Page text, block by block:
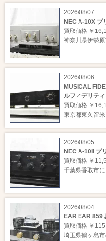
2026/08/07
NEC A-10X プ
買取価格 ￥
神奈川県伊勢
2026/08/06
MUSICAL
ルフィデリティ
買取価格 ￥
東京都東久留
2026/08/05
NEC A-10II プ
買取価格 ￥
千葉県香取市
2026/08/04
EAR EAR 859
買取価格 ￥
埼玉県鶴ヶ島